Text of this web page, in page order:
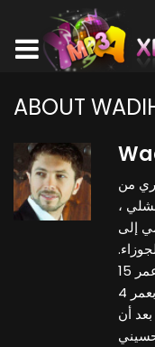
ABOUT
من
،
إلى
عاش فيها مع عائلته حتى عمر 15
عاماً. بدأ تعلم التراتيل بعمر 4
أن